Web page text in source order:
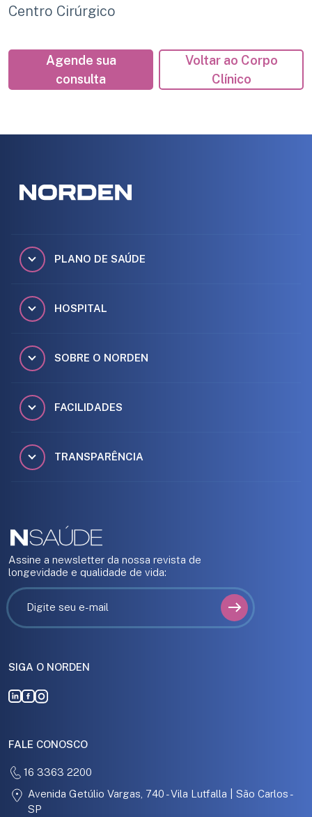
Centro Cirúrgico
Agende sua
consulta
Voltar ao Corpo
Clínico
PLANO DE SAÚDE
HOSPITAL
SOBRE O NORDEN
FACILIDADES
TRANSPARÊNCIA
Assine a newsletter da nossa revista de
longevidade e qualidade de vida:
SIGA O NORDEN
FALE CONOSCO
16 3363 2200
Avenida Getúlio Vargas, 740 - Vila Lutfalla | São Carlos -
SP